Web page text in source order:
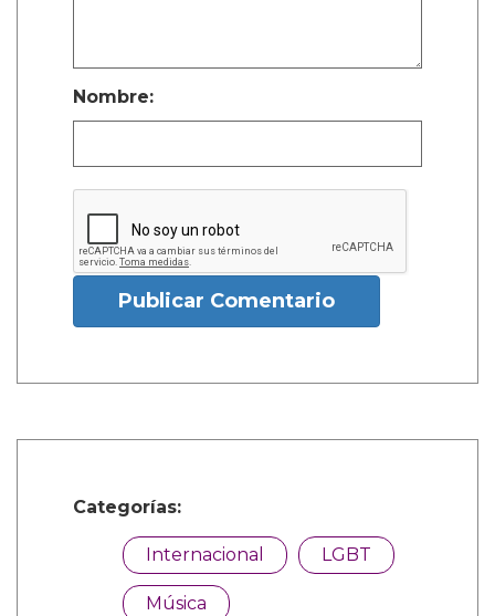
Nombre:
Publicar Comentario
Categorías:
Internacional LGBT
Música